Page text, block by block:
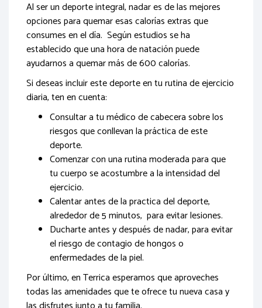
Al ser un deporte integral, nadar es de las mejores
opciones para quemar esas calorías extras que
consumes en el día. Según estudios se ha
establecido que una hora de natación puede
ayudarnos a quemar más de 600 calorías.
Si deseas incluir este deporte en tu rutina de ejercicio
diaria, ten en cuenta:
Consultar a tu médico de cabecera sobre los
riesgos que conllevan la práctica de este
deporte.
Comenzar con una rutina moderada para que
tu cuerpo se acostumbre a la intensidad del
ejercicio.
Calentar antes de la practica del deporte,
alrededor de 5 minutos, para evitar lesiones.
Ducharte antes y después de nadar, para evitar
el riesgo de contagio de hongos o
enfermedades de la piel.
Por último, en Terrica esperamos que aproveches
todas las amenidades que te ofrece tu nueva casa y